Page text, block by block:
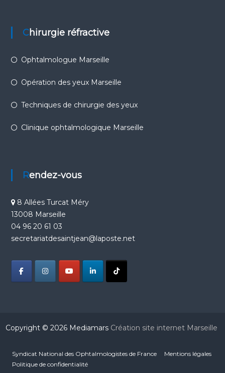
Chirurgie réfractive
Ophtalmologue Marseille
Opération des yeux Marseille
Techniques de chirurgie des yeux
Clinique ophtalmologique Marseille
Rendez-vous
8 Allées Turcat Méry
13008 Marseille
04 96 20 61 03
secretariatdesaintjean@laposte.net
Copyright © 2026 Mediamars Création site internet Marseille
Syndicat National des Ophtalmologistes de France
Mentions légales
Politique de confidentialité